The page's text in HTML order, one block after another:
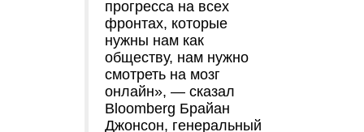
прогресса на всех
фронтах, которые
нужны нам как
обществу, нам нужно
смотреть на мозг
онлайн», — сказал
Bloomberg Брайан
Джонсон, генеральный